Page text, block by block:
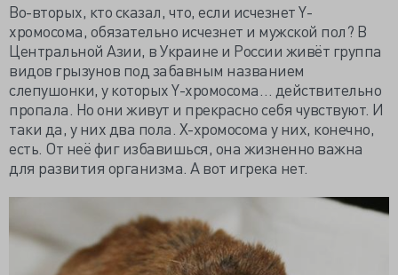
Во-вторых, кто сказал, что, если исчезнет Y-
хромосома, обязательно исчезнет и мужской пол? В
Центральной Азии, в Украине и России живёт группа
видов грызунов под забавным названием
слепушонки, у которых Y-хромосома… действительно
пропала. Но они живут и прекрасно себя чувствуют. И
таки да, у них два пола. X-хромосома у них, конечно,
есть. От неё фиг избавишься, она жизненно важна
для развития организма. А вот игрека нет.